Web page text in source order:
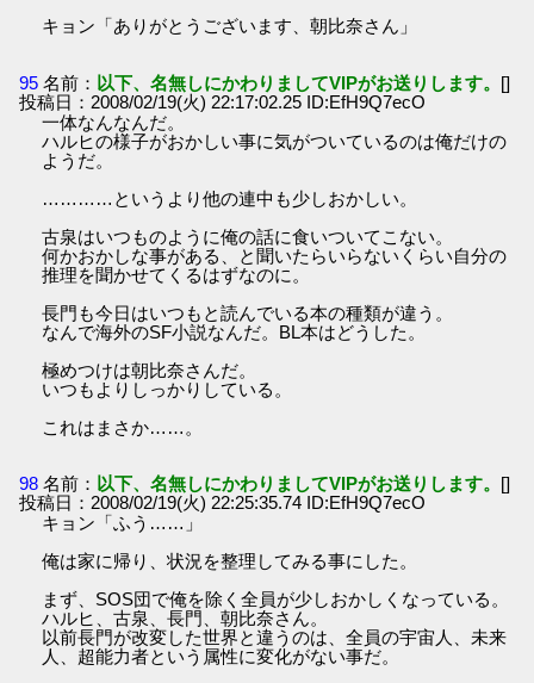
キョン「ありがとうございます、朝比奈さん」
95 名前： 以下、名無しにかわりましてVIPがお送りします。 []
投稿日：2008/02/19(火) 22:17:02.25 ID:EfH9Q7ecO
一体なんなんだ。
ハルヒの様子がおかしい事に気がついているのは俺だけの
ようだ。
…………というより他の連中も少しおかしい。
古泉はいつものように俺の話に食いついてこない。
何かおかしな事がある、と聞いたらいらないくらい自分の
推理を聞かせてくるはずなのに。
長門も今日はいつもと読んでいる本の種類が違う。
なんで海外のSF小説なんだ。BL本はどうした。
極めつけは朝比奈さんだ。
いつもよりしっかりしている。
これはまさか……。
98 名前： 以下、名無しにかわりましてVIPがお送りします。 []
投稿日：2008/02/19(火) 22:25:35.74 ID:EfH9Q7ecO
キョン「ふう……」
俺は家に帰り、状況を整理してみる事にした。
まず、SOS団で俺を除く全員が少しおかしくなっている。
ハルヒ、古泉、長門、朝比奈さん。
以前長門が改変した世界と違うのは、全員の宇宙人、未来
人、超能力者という属性に変化がない事だ。